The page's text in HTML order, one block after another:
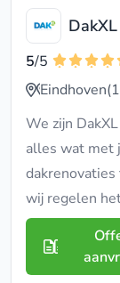
DakXL
5/5
Eindhoven
We zijn
alles wat met
wij regelen